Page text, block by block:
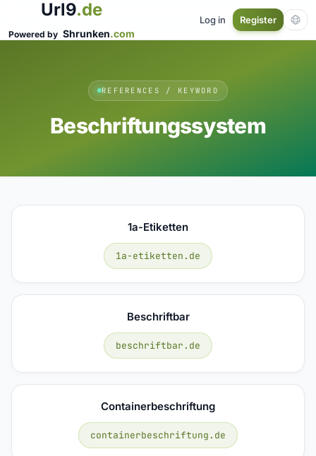
Url9.de
Powered by Shrunken.com
Log in Register
REFERENCES / KEYWORD
Beschriftungssystem
1a-Etiketten
1a-etiketten.de
Beschriftbar
beschriftbar.de
Containerbeschriftung
containerbeschriftung.de